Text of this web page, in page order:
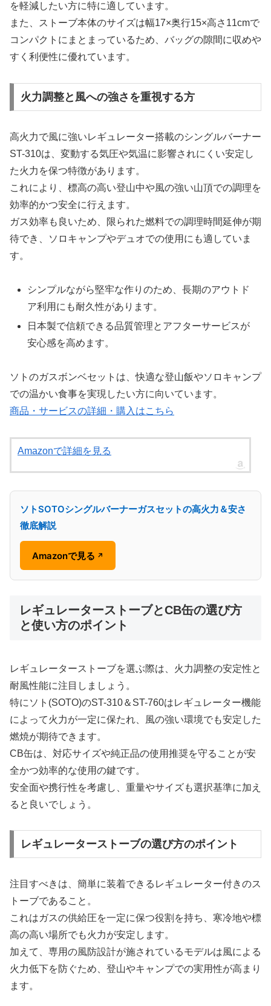
を軽減したい方に特に適しています。
また、ストーブ本体のサイズは幅17×奥行15×高さ11cmで
コンパクトにまとまっているため、バッグの隙間に収めや
すく利便性に優れています。
火力調整と風への強さを重視する方
高火力で風に強いレギュレーター搭載のシングルバーナー
ST-310は、変動する気圧や気温に影響されにくい安定し
た火力を保つ特徴があります。
これにより、標高の高い登山中や風の強い山頂での調理を
効率的かつ安全に行えます。
ガス効率も良いため、限られた燃料での調理時間延伸が期
待でき、ソロキャンプやデュオでの使用にも適していま
す。
シンプルながら堅牢な作りのため、長期のアウトド
ア利用にも耐久性があります。
日本製で信頼できる品質管理とアフターサービスが
安心感を高めます。
ソトのガスボンベセットは、快適な登山飯やソロキャンプ
での温かい食事を実現したい方に向いています。
商品・サービスの詳細・購入はこちら
Amazonで詳細を見る
ソトSOTOシングルバーナーガスセットの高火力＆安さ
徹底解説
Amazonで見る ↗
レギュレーターストーブとCB缶の選び方
と使い方のポイント
レギュレーターストーブを選ぶ際は、火力調整の安定性と
耐風性能に注目しましょう。
特にソト(SOTO)のST-310＆ST-760はレギュレーター機能
によって火力が一定に保たれ、風の強い環境でも安定した
燃焼が期待できます。
CB缶は、対応サイズや純正品の使用推奨を守ることが安
全かつ効率的な使用の鍵です。
安全面や携行性を考慮し、重量やサイズも選択基準に加え
ると良いでしょう。
レギュレーターストーブの選び方のポイント
注目すべきは、簡単に装着できるレギュレーター付きのス
トーブであること。
これはガスの供給圧を一定に保つ役割を持ち、寒冷地や標
高の高い場所でも火力が安定します。
加えて、専用の風防設計が施されているモデルは風による
火力低下を防ぐため、登山やキャンプでの実用性が高まり
ます。